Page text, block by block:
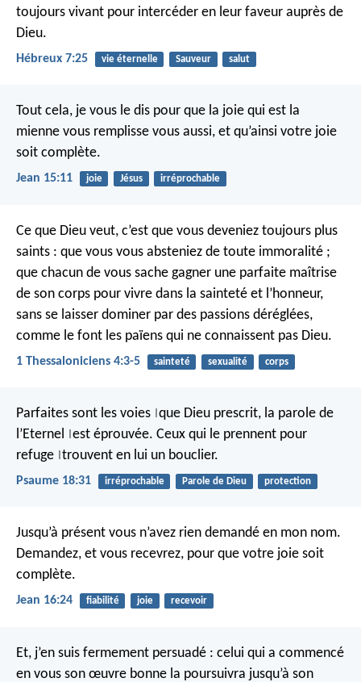
toujours vivant pour intercéder en leur faveur auprès de
Dieu.
Hébreux 7:25 vie éternelle Sauveur salut
Tout cela, je vous le dis pour que la joie qui est la
mienne vous remplisse vous aussi, et qu’ainsi votre joie
soit complète.
Jean 15:11 joie Jésus irréprochable
Ce que Dieu veut, c’est que vous deveniez toujours plus
saints : que vous vous absteniez de toute immoralité ;
que chacun de vous sache gagner une parfaite maîtrise
de son corps pour vivre dans la sainteté et l’honneur,
sans se laisser dominer par des passions déréglées,
comme le font les païens qui ne connaissent pas Dieu.
1 Thessaloniciens 4:3-5 sainteté sexualité corps
Parfaites sont les voies que Dieu prescrit, la parole de
l’Eternel est éprouvée. Ceux qui le prennent pour
refuge trouvent en lui un bouclier.
Psaume 18:31 irréprochable Parole de Dieu protection
Jusqu’à présent vous n’avez rien demandé en mon nom.
Demandez, et vous recevrez, pour que votre joie soit
complète.
Jean 16:24 fiabilité joie recevoir
Et, j’en suis fermement persuadé : celui qui a commencé
en vous son œuvre bonne la poursuivra jusqu’à son